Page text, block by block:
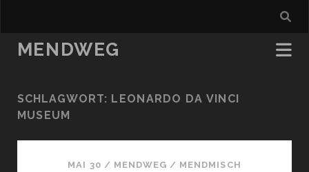
MENDWEG
SCHLAGWORT: LEONARDO DA VINCI
MUSEUM
MAI 30 / MENDWEG / MENDMISCH